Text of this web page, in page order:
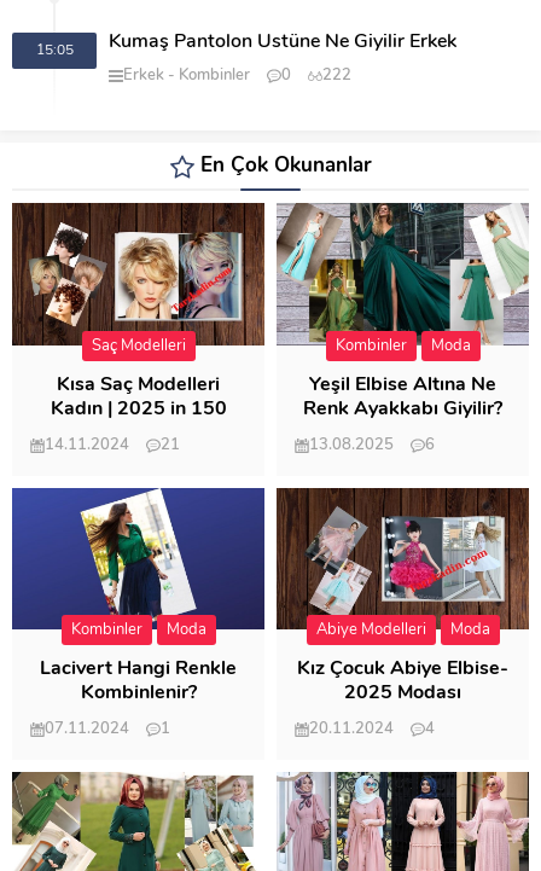
15:05 Kumaş Pantolon Üstüne Ne Giyilir Erkek
Erkek Kombinler 0 222
En Çok Okunanlar
Saç Modelleri
Kısa Saç Modelleri
Kadın | 2025 in 150
Modeli
14.11.2024
21
Kombinler Moda
Yeşil Elbise Altına Ne
Renk Ayakkabı Giyilir?
13.08.2025
6
Kombinler Moda
Lacivert Hangi Renkle
Kombinlenir?
07.11.2024
1
Abiye Modelleri Moda
Kız Çocuk Abiye Elbise-
2025 Modası
20.11.2024
4